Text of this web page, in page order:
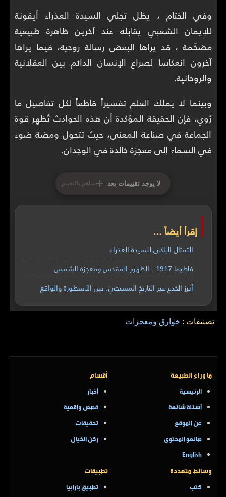
وفي الختام ، يظل تجلي السيدة العذراء أيقونة
للإيمان الشعبي يقابله عند آخرين ظاهرة طبيعية
مضخّمة ، قد يراها البعض رسالة روحية، فيما يراها
آخرون انعكاساً لصراع الإنسان الدائم بين العقلانية
والروحانية.
وبينما لا يملك العلم تفسيراً قاطعاً لكل تفاصيل ما
رُوي، فإن الحقيقة المؤكدة أن هذه الحوادث تُظهر قوة
الجماعة في صناعة المعنى، حيث تتحول ومضة ضوء
في السماء إلى معجزة خالدة في الوجدان.
لا يوجد تقييمات بعد +ساهم بالتقييم
إقرأ أيضاً ...
التمثال الباكي للسيدة العذراء
فاطيما 1917 : الظهور المقدس ومعجزة الشمس
أبرز الخدع عبر التاريخ المسيحي: بين الأسطورة والواقع
تصنيفات : خوارق ومعجزات
ما وراء الطبيعة
الرئيسية
أسئلة شائعة
عن الموقع
صانعو المحتوى
English
أقسام
أخبار
قصص واقعية
تحقيقات
ركن الخيال
وسائط متعددة
كتب
تطبيقات
تطبيق بارابيا